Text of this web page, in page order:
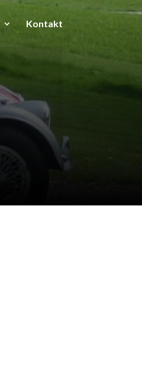
Kontakt